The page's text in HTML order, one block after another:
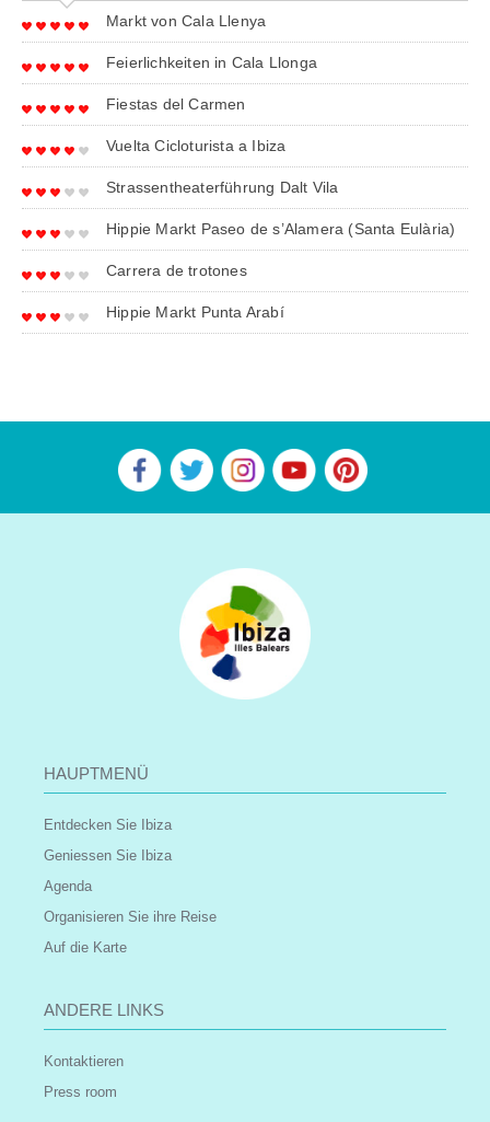
Markt von Cala Llenya
Feierlichkeiten in Cala Llonga
Fiestas del Carmen
Vuelta Cicloturista a Ibiza
Strassentheaterführung Dalt Vila
Hippie Markt Paseo de s’Alamera (Santa Eulària)
Carrera de trotones
Hippie Markt Punta Arabí
HAUPTMENÜ
Entdecken Sie Ibiza
Geniessen Sie Ibiza
Agenda
Organisieren Sie ihre Reise
Auf die Karte
ANDERE LINKS
Kontaktieren
Press room